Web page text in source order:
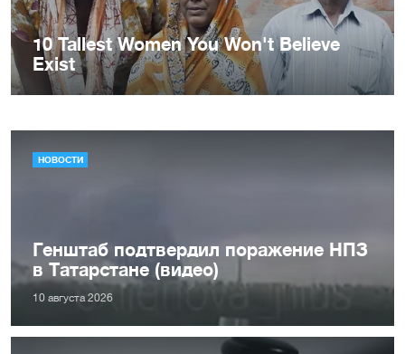
НОВОСТИ
Генштаб подтвердил поражение НПЗ
в Татарстане (видео)
10 августа 2026